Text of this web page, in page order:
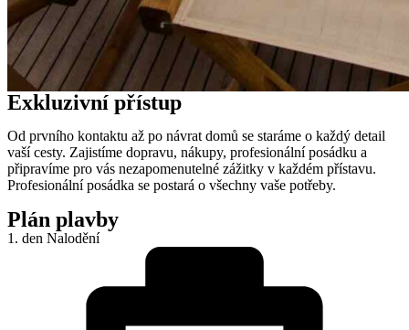
Exkluzivní přístup
Od prvního kontaktu až po návrat domů se staráme o každý detail
vaší cesty. Zajistíme dopravu, nákupy, profesionální posádku a
připravíme pro vás nezapomenutelné zážitky v každém přístavu.
Profesionální posádka se postará o všechny vaše potřeby.
Plán plavby
1. den Nalodění